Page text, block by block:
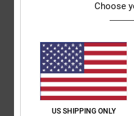
TagliaChoose
US SHIPPING ONLY